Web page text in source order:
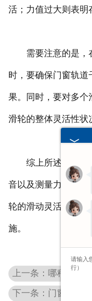
活；力值过大则表明
需要注意的是，
时，要确保门窗轨
果。同时，要对多个
滑轮的整体灵活性状
综上所述，通过手
音以及测量力量等方
轮的滑动灵活性，从
施。
上一条：哪种移动